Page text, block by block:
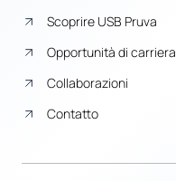
Scoprire USB Pruva
Opportunità di carriera
Collaborazioni
Contatto